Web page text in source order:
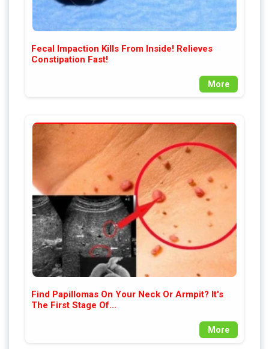
Fecal Impaction Kills From Inside! Relieves
Constipation Fast!
More
Find Papillomas On Your Neck Or Armpit? It's
The First Stage Of...
More